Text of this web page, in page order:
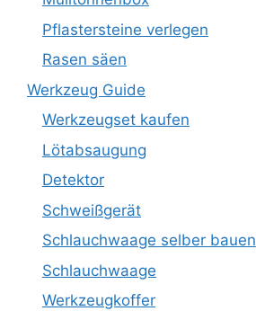
Pflastersteine verlegen
Rasen säen
Werkzeug Guide
Werkzeugset kaufen
Lötabsaugung
Detektor
Schweißgerät
Schlauchwaage selber bauen
Schlauchwaage
Werkzeugkoffer